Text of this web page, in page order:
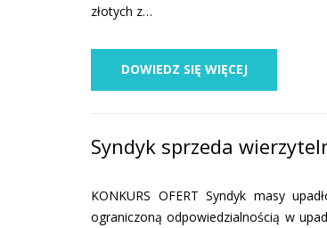
złotych z…
DOWIEDZ SIĘ WIĘCEJ
Syndyk sprzeda
KONKURS OFERT Syndyk masy
ograniczoną odpowiedzialnością w